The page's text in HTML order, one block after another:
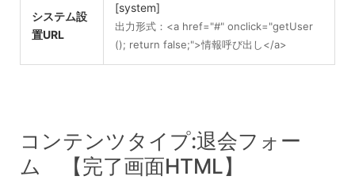
システム設
置URL
[system]
出力形式：<a href="#" onclick="getUser
(); return false;">情報呼び出し</a>
コンテンツタイプ:退会フォー
ム 【完了画面HTML】